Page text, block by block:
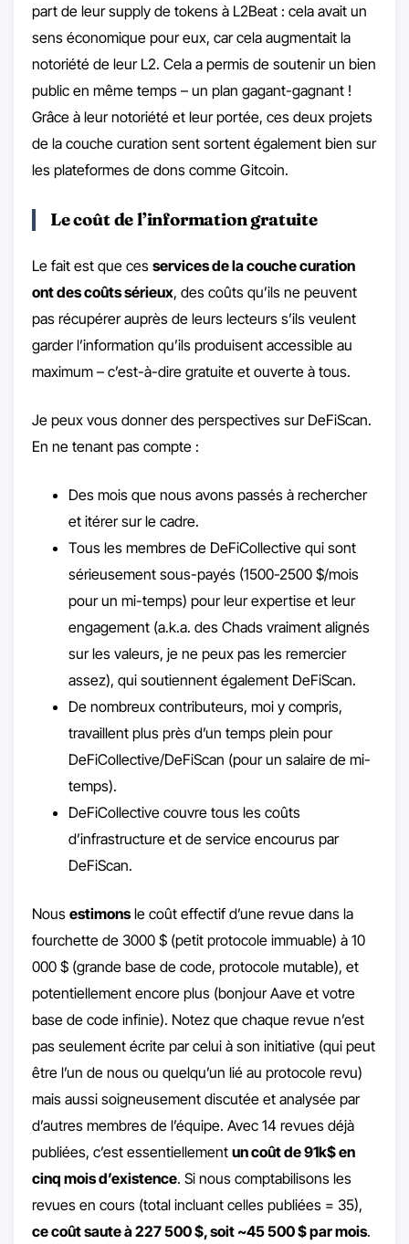
part de leur supply de tokens à L2Beat : cela avait un
sens économique pour eux, car cela augmentait la
notoriété de leur L2. Cela a permis de soutenir un bien
public en même temps – un plan gagant-gagnant !
Grâce à leur notoriété et leur portée, ces deux projets
de la couche curation sent sortent également bien sur
les plateformes de dons comme Gitcoin.
Le coût de l’information gratuite
Le fait est que ces services de la couche curation
ont des coûts sérieux, des coûts qu’ils ne peuvent
pas récupérer auprès de leurs lecteurs s’ils veulent
garder l’information qu’ils produisent accessible au
maximum – c’est-à-dire gratuite et ouverte à tous.
Je peux vous donner des perspectives sur DeFiScan.
En ne tenant pas compte :
Des mois que nous avons passés à rechercher
et itérer sur le cadre.
Tous les membres de DeFiCollective qui sont
sérieusement sous-payés (1500-2500 $/mois
pour un mi-temps) pour leur expertise et leur
engagement (a.k.a. des Chads vraiment alignés
sur les valeurs, je ne peux pas les remercier
assez), qui soutiennent également DeFiScan.
De nombreux contributeurs, moi y compris,
travaillent plus près d’un temps plein pour
DeFiCollective/DeFiScan (pour un salaire de mi-
temps).
DeFiCollective couvre tous les coûts
d’infrastructure et de service encourus par
DeFiScan.
Nous estimonsle coût effectif d’une revue dans la
fourchette de 3000 $ (petit protocole immuable) à 10
000 $ (grande base de code, protocole mutable), et
potentiellement encore plus (bonjour Aave et votre
base de code infinie). Notez que chaque revue n’est
pas seulement écrite par celui à son initiative (qui peut
être l’un de nous ou quelqu’un lié au protocole revu)
mais aussi soigneusement discutée et analysée par
d’autres membres de l’équipe. Avec 14 revues déjà
publiées, c’est essentiellement un coût de 91k$ en
cinq mois d’existence. Si nous comptabilisons les
revues en cours (total incluant celles publiées = 35),
ce coût saute à 227 500 $, soit ~45 500 $ par mois.